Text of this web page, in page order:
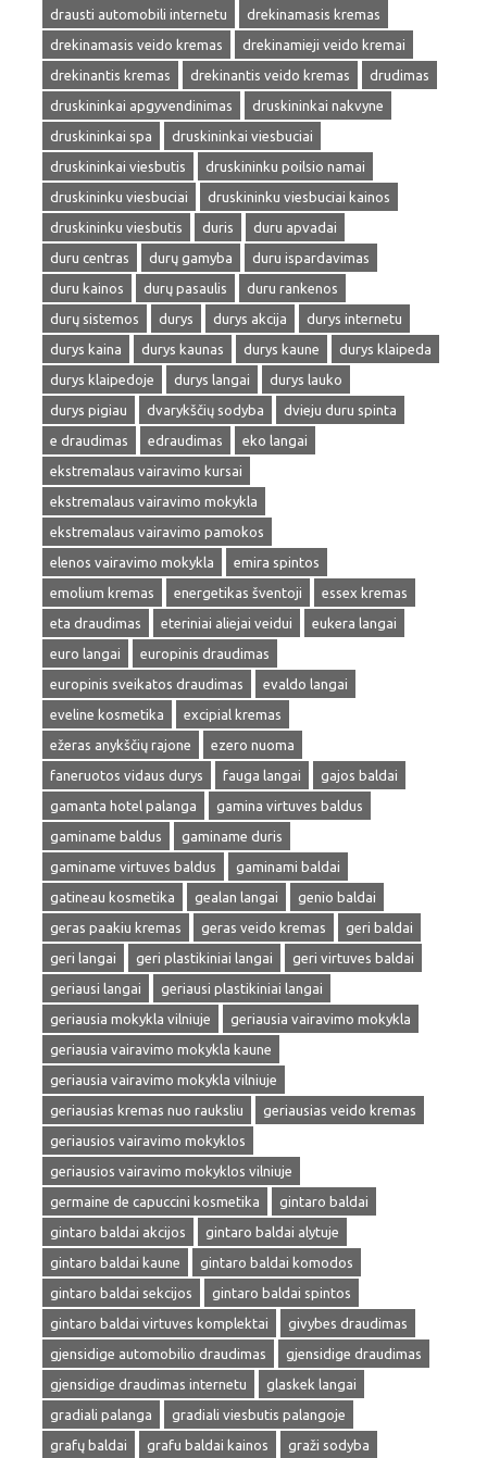
drausti automobili internetu
drekinamasis kremas
drekinamasis veido kremas
drekinamieji veido kremai
drekinantis kremas
drekinantis veido kremas
drudimas
druskininkai apgyvendinimas
druskininkai nakvyne
druskininkai spa
druskininkai viesbuciai
druskininkai viesbutis
druskininku poilsio namai
druskininku viesbuciai
druskininku viesbuciai kainos
druskininku viesbutis
duris
duru apvadai
duru centras
durų gamyba
duru ispardavimas
duru kainos
durų pasaulis
duru rankenos
durų sistemos
durys durys akcija
durys internetu
durys kaina
durys kaunas durys kaune
durys klaipeda
durys klaipedoje
durys langai
durys lauko
durys pigiau
dvarykščių sodyba
dvieju duru spinta
e draudimas
edraudimas
eko langai
ekstremalaus vairavimo kursai
ekstremalaus vairavimo mokykla
ekstremalaus vairavimo pamokos
elenos vairavimo mokykla
emira spintos
emolium kremas
energetikas šventoji
essex kremas
eta draudimas
eteriniai aliejai veidui
eukera langai
euro langai
europinis draudimas
europinis sveikatos draudimas
evaldo langai
eveline kosmetika
excipial kremas
ežeras anykščių rajone
ezero nuoma
faneruotos vidaus durys
fauga langai
gajos baldai
gamanta hotel palanga
gamina virtuves baldus
gaminame baldus
gaminame duris
gaminame virtuves baldus
gaminami baldai
gatineau kosmetika
gealan langai
genio baldai
geras paakiu kremas
geras veido kremas
geri baldai
geri langai
geri plastikiniai langai
geri virtuves baldai
geriausi langai
geriausi plastikiniai langai
geriausia mokykla vilniuje
geriausia vairavimo mokykla
geriausia vairavimo mokykla kaune
geriausia vairavimo mokykla vilniuje
geriausias kremas nuo rauksliu
geriausias veido kremas
geriausios vairavimo mokyklos
geriausios vairavimo mokyklos vilniuje
germaine de capuccini kosmetika
gintaro baldai
gintaro baldai akcijos
gintaro baldai alytuje
gintaro baldai kaune
gintaro baldai komodos
gintaro baldai sekcijos
gintaro baldai spintos
gintaro baldai virtuves komplektai
givybes draudimas
gjensidige automobilio draudimas
gjensidige draudimas
gjensidige draudimas internetu
glaskek langai
gradiali palanga
gradiali viesbutis palangoje
grafų baldai
grafu baldai kainos
graži sodyba